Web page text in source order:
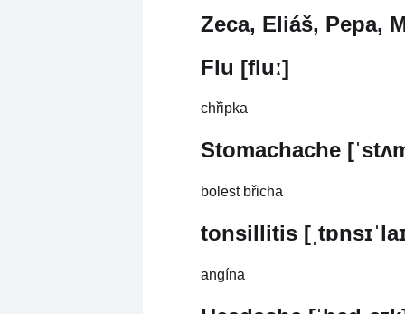
Zeca, Eliáš, Pepa,
Flu [fluː]
chřipka
Stomachache
bolest břicha
tonsillitis
angína